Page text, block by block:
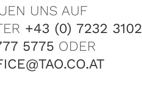
UNS AUF
+43 (0) 7232 3102
5775 ODER